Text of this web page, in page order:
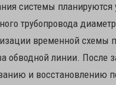
системы планируются
трубопровода
временной схемы
обводной линии.
и восстановлению